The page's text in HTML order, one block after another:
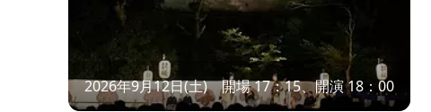
2026年9月12日(土) 開場 17：15、開演 18：00